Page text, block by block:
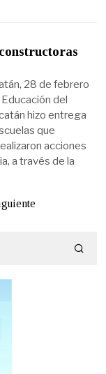
28 de febrero
del
hizo entrega
que
acciones
a través de la